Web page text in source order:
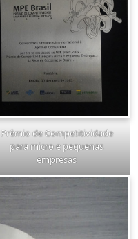
Prêmio de Competitividade
para micro e pequenas
empresas